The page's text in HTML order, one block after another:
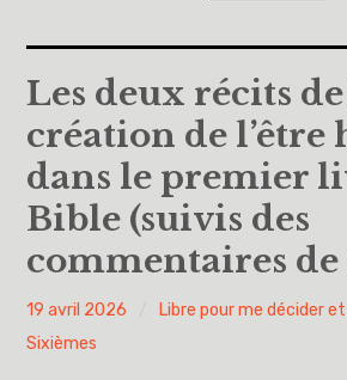
Accueil
A propos
Cinquièmes
Sixièmes
Pourquoi des lois
Les deux récits
création de
dans le premier
Bible (suivis des
commentaires de
PY
H
19 avril 2026 Libre pour me décider
Sixièmes